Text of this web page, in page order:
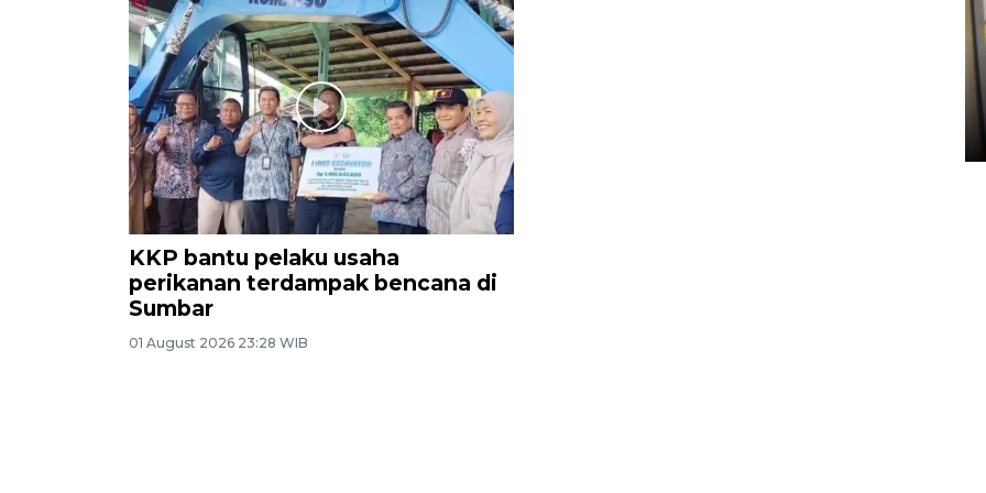
KKP bantu pelaku usaha
perikanan terdampak bencana di
Sumbar
01 August 2026 23:28 WIB